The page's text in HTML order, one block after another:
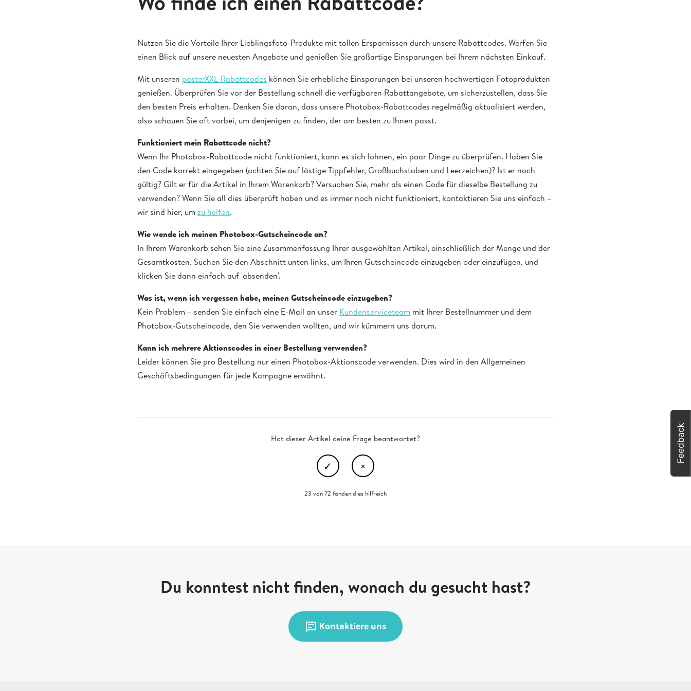
Nutzen Sie die Vorteile Ihrer Lieblingsfoto-Produkte mit tollen Ersparnissen durch unsere Rabattcodes. Werfen Sie
einen Blick auf unsere neuesten Angebote und genießen Sie großartige Einsparungen bei Ihrem nächsten Einkauf.
Mit unseren posterXXL-Rabattcodes können Sie erhebliche Einsparungen bei unseren hochwertigen Fotoprodukten
genießen. Überprüfen Sie vor der Bestellung schnell die verfügbaren Rabattangebote, um sicherzustellen, dass Sie
den besten Preis erhalten. Denken Sie daran, dass unsere Photobox-Rabattcodes regelmäßig aktualisiert werden,
also schauen Sie oft vorbei, um denjenigen zu finden, der am besten zu Ihnen passt.
Funktioniert mein Rabattcode nicht?
Wenn Ihr Photobox-Rabattcode nicht funktioniert, kann es sich lohnen, ein paar Dinge zu überprüfen. Haben Sie
den Code korrekt eingegeben (achten Sie auf lästige Tippfehler, Großbuchstaben und Leerzeichen)? Ist er noch
gültig? Gilt er für die Artikel in Ihrem Warenkorb? Versuchen Sie, mehr als einen Code für dieselbe Bestellung zu
verwenden? Wenn Sie all dies überprüft haben und es immer noch nicht funktioniert, kontaktieren Sie uns einfach –
wir sind hier, umzu helfen.
Wie wende ich meinen Photobox-Gutscheincode an?
In Ihrem Warenkorb sehen Sie eine Zusammenfassung Ihrer ausgewählten Artikel, einschließlich der Menge und der
Gesamtkosten. Suchen Sie den Abschnitt unten links, um Ihren Gutscheincode einzugeben oder einzufügen, und
klicken Sie dann einfach auf 'absenden'.
Was ist, wenn ich vergessen habe, meinen Gutscheincode einzugeben?
Kein Problem – senden Sie einfach eine E-Mail an unser Kundenserviceteam mit Ihrer Bestellnummer und dem
Photobox-Gutscheincode, den Sie verwenden wollten, und wir kümmern uns darum.
Kann ich mehrere Aktionscodes in einer Bestellung verwenden?
Leider können Sie pro Bestellung nur einen Photobox-Aktionscode verwenden. Dies wird in den Allgemeinen
Geschäftsbedingungen für jede Kampagne erwähnt.
Hat dieser Artikel deine Frage beantwortet?
23 von 72 fanden dies hilfreich
Du konntest nicht finden, wonach du gesucht hast?
chat Kontaktiere uns